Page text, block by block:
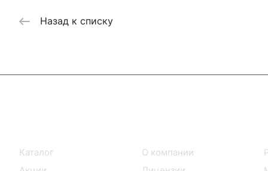
Назад к списку
Каталог
О компании